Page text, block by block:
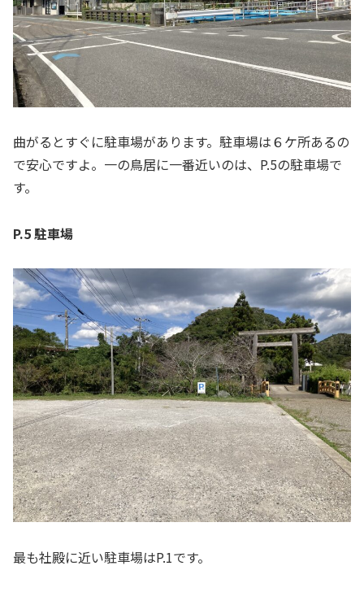
曲がるとすぐに駐車場があります。駐車場は６ケ所あるの
で安心ですよ。一の鳥居に一番近いのは、P.5の駐車場で
す。
P.5 駐車場
最も社殿に近い駐車場はP.1です。